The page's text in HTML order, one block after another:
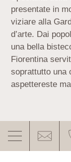
presentate in
viziare alla
d’arte. Dai
una bella
Fiorentina
soprattutto una
aspettereste